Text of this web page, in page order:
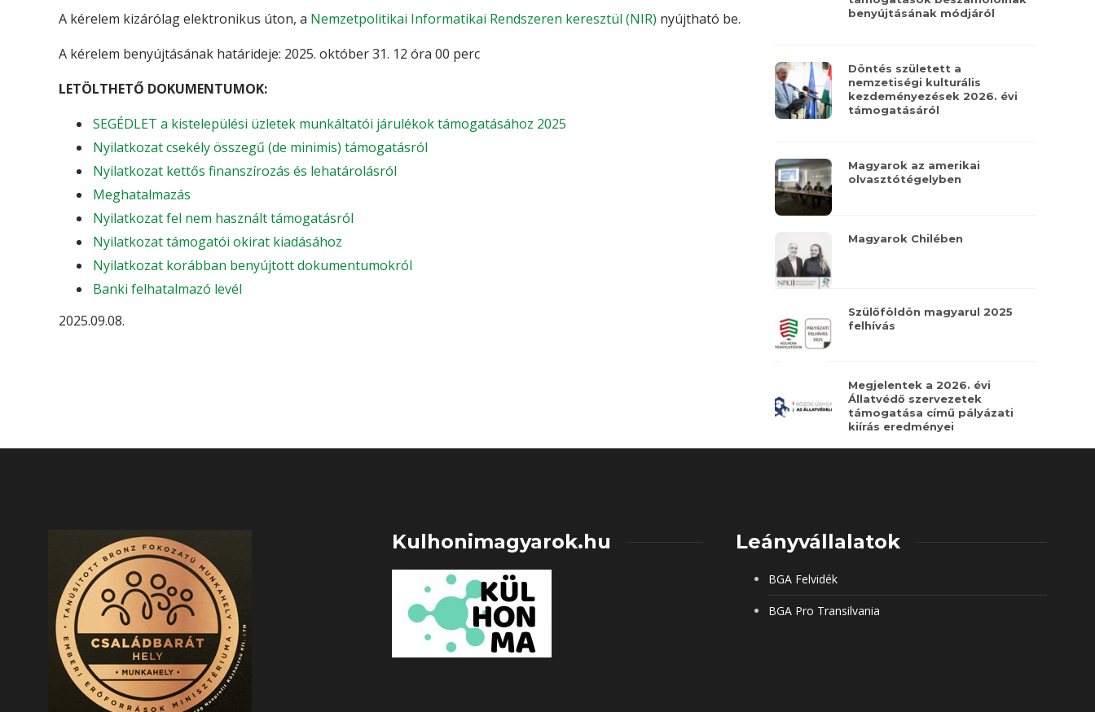
A kérelem kizárólag elektronikus úton, a Nemzetpolitikai Informatikai Rendszeren keresztül (NIR) nyújtható be.
A kérelem benyújtásának határideje: 2025. október 31. 12 óra 00 perc
LETÖLTHETŐ DOKUMENTUMOK:
SEGÉDLET a kistelepülési üzletek munkáltatói járulékok támogatásához 2025
Nyilatkozat csekély összegű (de minimis) támogatásról
Nyilatkozat kettős finanszírozás és lehatárolásról
Meghatalmazás
Nyilatkozat fel nem használt támogatásról
Nyilatkozat támogatói okirat kiadásához
Nyilatkozat korábban benyújtott dokumentumokról
Banki felhatalmazó levél
2025.09.08.
benyújtásának módjáról
Döntés született a
nemzetiségi kulturális
kezdeményezések 2026. évi
támogatásáról
Magyarok az amerikai
olvasztótégelyben
Magyarok Chilében
Szülőföldön magyarul 2025
felhívás
Megjelentek a 2026. évi
Állatvédő szervezetek
támogatása című pályázati
kiírás eredményei
Kulhonimagyarok.hu Leányvállalatok
BGA Felvidék
BGA Pro Transilvania